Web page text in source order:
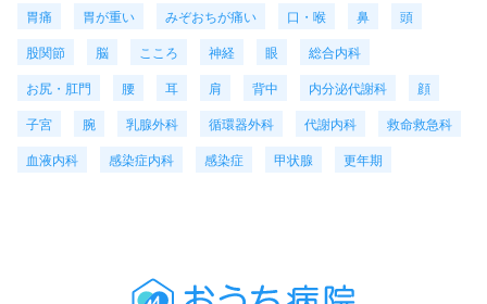
胃痛
胃が重い みぞおちが痛い 口・喉 鼻
頭
股関節
脳 こころ 神経 眼
総合内科
お尻・肛門
腰 耳 肩 背中 内分泌代謝科
顔
子宮
腕 乳腺外科 循環器外科 代謝内科
救命救急科
血液内科
感染症内科 感染症 甲状腺 更年期